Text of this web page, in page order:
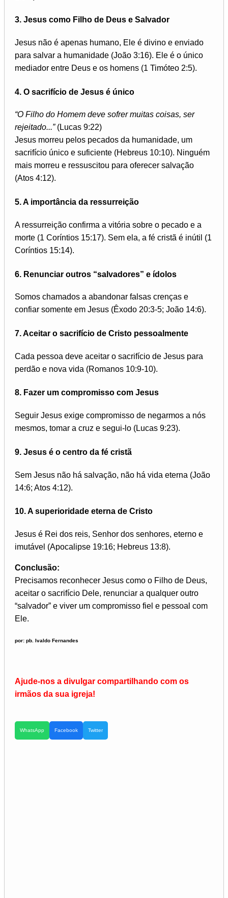
3. Jesus como Filho de Deus e Salvador
Jesus não é apenas humano, Ele é divino e enviado
para salvar a humanidade (João 3:16). Ele é o único
mediador entre Deus e os homens (1 Timóteo 2:5).
4. O sacrifício de Jesus é único
“O Filho do Homem deve sofrer muitas coisas, ser
rejeitado...”(Lucas 9:22)
Jesus morreu pelos pecados da humanidade, um
sacrifício único e suficiente (Hebreus 10:10). Ninguém
mais morreu e ressuscitou para oferecer salvação
(Atos 4:12).
5. A importância da ressurreição
A ressurreição confirma a vitória sobre o pecado e a
morte (1 Coríntios 15:17). Sem ela, a fé cristã é inútil (1
Coríntios 15:14).
6. Renunciar outros “salvadores” e ídolos
Somos chamados a abandonar falsas crenças e
confiar somente em Jesus (Êxodo 20:3-5; João 14:6).
7. Aceitar o sacrifício de Cristo pessoalmente
Cada pessoa deve aceitar o sacrifício de Jesus para
perdão e nova vida (Romanos 10:9-10).
8. Fazer um compromisso com Jesus
Seguir Jesus exige compromisso de negarmos a nós
mesmos, tomar a cruz e segui-lo (Lucas 9:23).
9. Jesus é o centro da fé cristã
Sem Jesus não há salvação, não há vida eterna (João
14:6; Atos 4:12).
10. A superioridade eterna de Cristo
Jesus é Rei dos reis, Senhor dos senhores, eterno e
imutável (Apocalipse 19:16; Hebreus 13:8).
Conclusão:
Precisamos reconhecer Jesus como o Filho de Deus,
aceitar o sacrifício Dele, renunciar a qualquer outro
“salvador” e viver um compromisso fiel e pessoal com
Ele.
por: pb. Ivaldo Fernandes
Ajude-nos a divulgar compartilhando com os
irmãos da sua igreja!
WhatsApp Facebook Twitter